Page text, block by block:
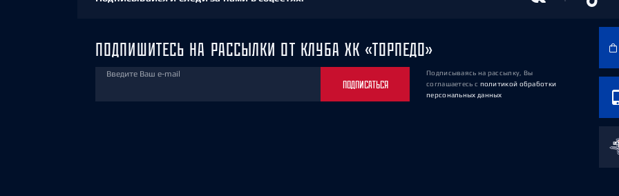
ПОДПИШИТЕСЬ НА РАССЫЛКИ ОТ КЛУБА ХК «ТОРПЕДО»
Введите Ваш e-mail
ПОДПИСАТЬСЯ
Подписываясь на рассылку, Вы
соглашаетесь с политикой обработки
персональных данных